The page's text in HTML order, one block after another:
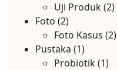
Uji Produk(2)
Foto (2)
Foto Kasus (2)
Pustaka (1)
Probiotik(1)